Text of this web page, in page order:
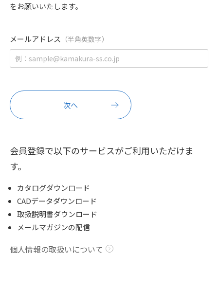
をお願いいたします。
メールアドレス （半角英数字）
会員登録で以下のサービスがご利用いただけま
す。
カタログダウンロード
CADデータダウンロード
取扱説明書ダウンロード
メールマガジンの配信
個人情報の取扱いについて